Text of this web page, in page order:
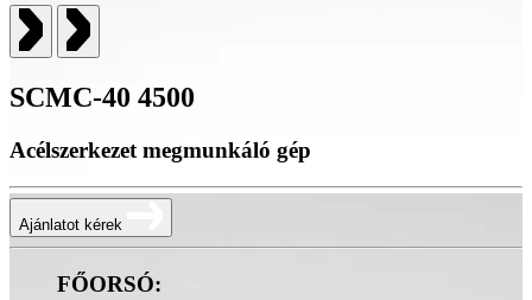
SCMC-40 4500
Acélszerkezet megmunkáló gép
Ajánlatot kérek
FŐORSÓ: